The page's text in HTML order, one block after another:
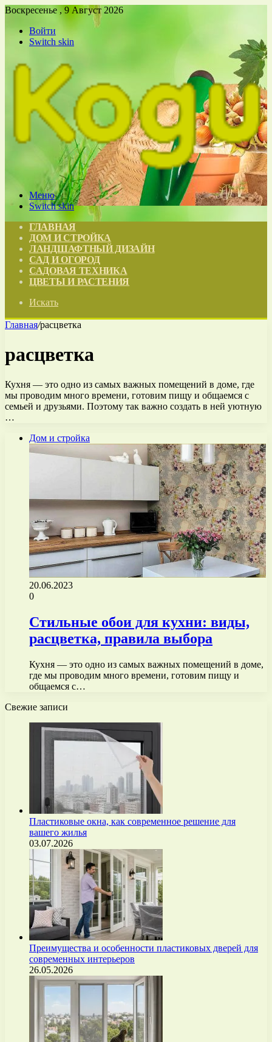
Воскресенье , 9 Август 2026
Войти
Switch skin
Меню
Switch skin
ГЛАВНАЯ
ДОМ И СТРОЙКА
ЛАНДШАФТНЫЙ ДИЗАЙН
САД И ОГОРОД
САДОВАЯ ТЕХНИКА
ЦВЕТЫ И РАСТЕНИЯ
Искать
Главная/расцветка
расцветка
Кухня — это одно из самых важных помещений в доме, где
мы проводим много времени, готовим пищу и общаемся с
семьей и друзьями. Поэтому так важно создать в ней уютную
…
Дом и стройка
20.06.2023
0
Стильные обои для кухни: виды,
расцветка, правила выбора
Кухня — это одно из самых важных помещений в доме,
где мы проводим много времени, готовим пищу и
общаемся с…
Свежие записи
Пластиковые окна, как современное решение для
вашего жилья
03.07.2026
Преимущества и особенности пластиковых дверей для
современных интерьеров
26.05.2026